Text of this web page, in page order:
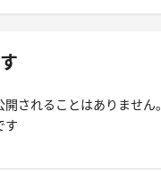
されることはありません。
す